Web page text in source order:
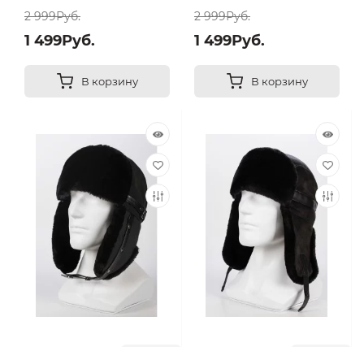
2 999Руб.
1 499Руб.
В корзину
2 999Руб.
1 499Руб.
В корзину